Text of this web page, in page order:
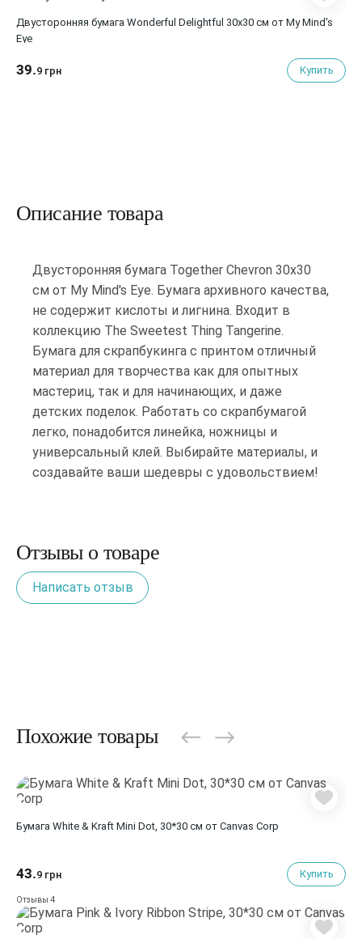
Двусторонняя бумага Wonderful Delightful 30x30 см от My Mind's
Eye
39.9 грн Купить
Описание товара
Двусторонняя бумага Together Chevron 30x30
см от My Mind's Eye. Бумага архивного качества,
не содержит кислоты и лигнина. Входит в
коллекцию The Sweetest Thing Tangerine.
Бумага для скрапбукинга с принтом отличный
материал для творчества как для опытных
мастериц, так и для начинающих, и даже
детских поделок. Работать со скрапбумагой
легко, понадобится линейка, ножницы и
универсальный клей. Выбирайте материалы, и
создавайте ваши шедевры с удовольствием!
Отзывы о товаре
Написать отзыв
Похожие товары
Бумага White & Kraft Mini Dot, 30*30 см от Canvas Corp
43.9 грн Купить
Отзывы 4